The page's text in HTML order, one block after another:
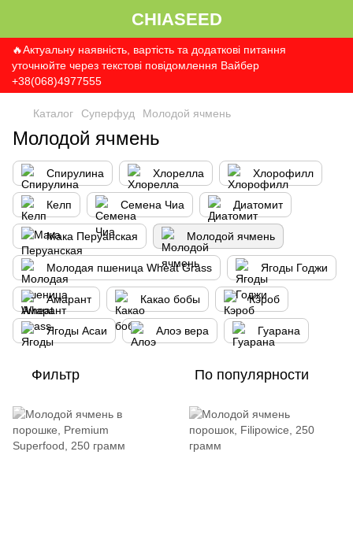
CHIASEED
🔥Актуальну наявність, вартість та додаткові питання
уточнюйте через текстові повідомлення Вайбер
+38(068)4977555
Каталог Суперфуд Молодой ячмень
Молодой ячмень
Спирулина Хлорелла Хлорофилл
Келп Семена Чиа Диатомит
Мака Перуанская Молодой ячмень
Молодая пшеница Wheat Grass Ягоды Годжи
Амарант Какао бобы Кэроб
Ягоды Асаи Алоэ вера Гуарана
Фильтр По популярности